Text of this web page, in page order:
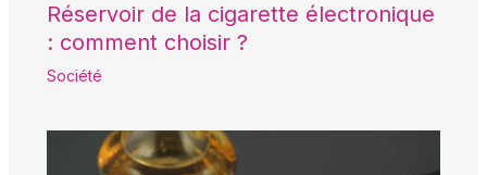
Réservoir de la cigarette électronique
: comment choisir ?
Société